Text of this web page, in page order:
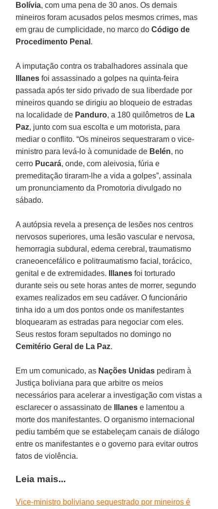
Bolívia, com uma pena de 30 anos. Os demais
mineiros foram acusados pelos mesmos crimes, mas
em grau de cumplicidade, no marco doCódigo de
Procedimento Penal .
A imputação contra os trabalhadores assinala que
Illanes foi assassinado a golpes na quinta-feira
passada após ter sido privado de sua liberdade por
mineiros quando se dirigiu ao bloqueio de estradas
na localidade de Panduro, a 180 quilômetros de La
Paz, junto com sua escolta e um motorista, para
mediar o conflito. “Os mineiros sequestraram o vice-
ministro para levá-lo à comunidade de Belén, no
cerro Pucará, onde, com aleivosia, fúria e
premeditação tiraram-lhe a vida a golpes”, assinala
um pronunciamento da Promotoria divulgado no
sábado.
A autópsia revela a presença de lesões nos centros
nervosos superiores, uma lesão vascular e nervosa,
hemorragia subdural, edema cerebral, traumatismo
craneoencefálico e politraumatismo facial, torácico,
genital e de extremidades.
Illanes foi torturado
durante seis ou sete horas antes de morrer, segundo
exames realizados em seu cadáver. O funcionário
tinha ido a um dos pontos onde os manifestantes
bloquearam as estradas para negociar com eles.
Seus restos foram sepultados no domingo no
Cemitério Geral de La Paz.
Em um comunicado, as Nações Unidas pediram à
Justiça boliviana para que arbitre os meios
necessários para acelerar a investigação com vistas a
esclarecer o assassinato de
Illanes e lamentou a
morte dos manifestantes. O organismo internacional
pediu também que se estabeleçam canais de diálogo
entre os manifestantes e o governo para evitar outros
fatos de violência.
Leia mais...
Vice-ministro boliviano sequestrado por mineiros é